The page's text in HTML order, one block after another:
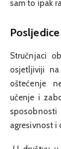
sam to ipak
Stručnjaci
osjetljiviji
oštećenje
učenje i
sposobnosti
agresivnost i